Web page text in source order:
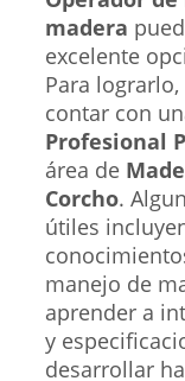
madera
excelente
Para
contar con
Profesional
área de
Corcho.
útiles
manejo de
aprender a
y
desarrollar